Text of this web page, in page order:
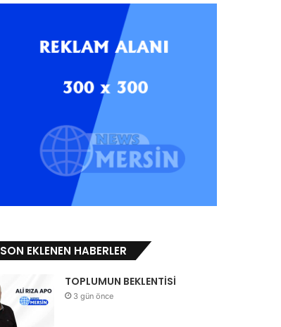
SON EKLENEN HABERLER
TOPLUMUN BEKLENTİSİ
3 gün önce